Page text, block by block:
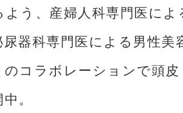
よう、産婦人科専門医によ
尿器科専門医による男性美
のコラボレーションで頭皮
。